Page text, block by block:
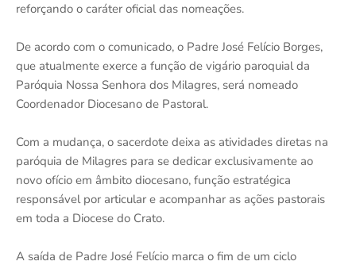
reforçando o caráter oficial das nomeações.
De acordo com o comunicado, o Padre José Felício Borges,
que atualmente exerce a função de vigário paroquial da
Paróquia Nossa Senhora dos Milagres, será nomeado
Coordenador Diocesano de Pastoral.
Com a mudança, o sacerdote deixa as atividades diretas na
paróquia de Milagres para se dedicar exclusivamente ao
novo ofício em âmbito diocesano, função estratégica
responsável por articular e acompanhar as ações pastorais
em toda a Diocese do Crato.
A saída de Padre José Felício marca o fim de um ciclo